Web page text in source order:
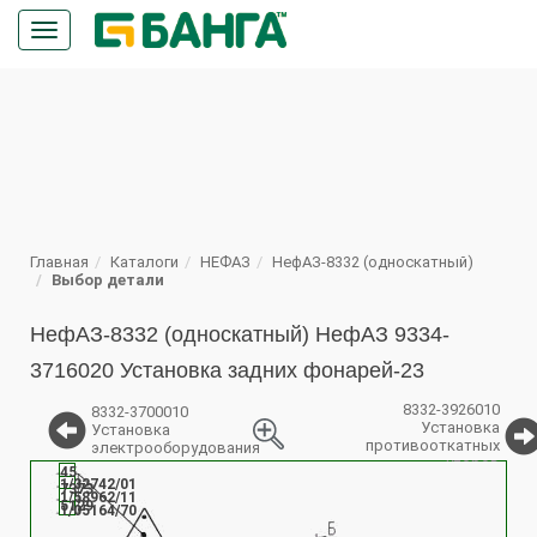
Кнопка
меню
Главная Каталоги НЕФАЗ
НефАЗ-8332 (односкатный)
Выбор детали
НефАЗ-8332 (односкатный) НефАЗ 9334-
3716020 Установка задних фонарей-23
8332-3700010
Установка
электрооборудования
8332-3926010
Установка
противооткатных
упоров
1/32742/01
1/58962/11
1/05164/70
45
7373
5129